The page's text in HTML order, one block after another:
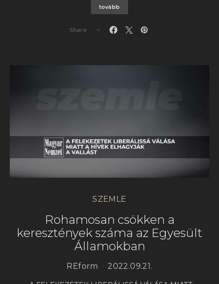
tovább
Share
SZEMLE
Rohamosan csökken a
keresztények száma az Egyesült
Államokban
REform 2022.09.21.